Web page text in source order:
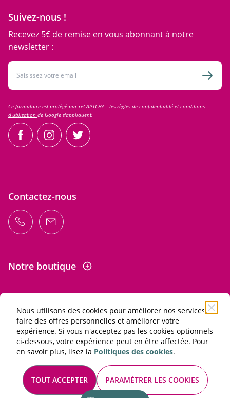
Nous utilisons des cookies pour améliorer nos services,
faire des offres personnelles et améliorer votre
expérience. Si vous n'acceptez pas les cookies optionnels
ci-dessous, votre expérience peut en être affectée. Pour
en savoir plus, lisez la Politiques des cookies.
TOUT ACCEPTER PARAMÉTRER LES COOKIES
Suivez-nous !
Recevez 5€ de remise en vous abonnant à notre
newsletter :
Adresse email
Ce formulaire est protégé par reCAPTCHA - les règles de confidentialité etconditions
d'utilisation de Google s'appliquent.
facebookinstagramtwitter
Contactez-nous
Notre boutique
Informations
L'abus d'alcool est dangereux pour la santé. À consommer
avec modération.
Conditions générales de vente et d'utilisation
Mentions légales